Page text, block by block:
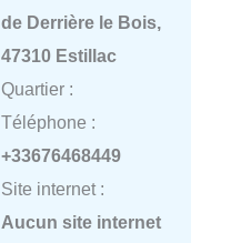
de Derrière le Bois,
47310 Estillac
Quartier :
Téléphone :
+33676468449
Site internet :
Aucun site internet